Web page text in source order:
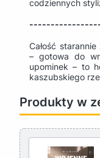
codziennych
Całość
– gotowa do
upominek – to
kaszubskiego
Produkty w